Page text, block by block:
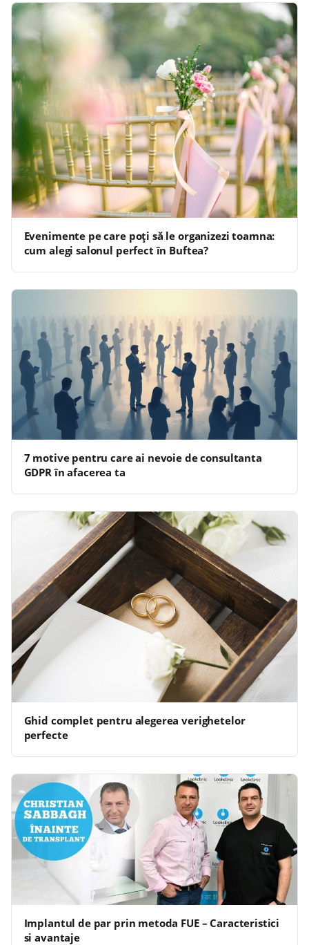
Evenimente pe care poți să le organizezi toamna:
cum alegi salonul perfect în Buftea?
7 motive pentru care ai nevoie de consultanta
GDPR în afacerea ta
Ghid complet pentru alegerea verighetelor
perfecte
Implantul de par prin metoda FUE – Caracteristici
si avantaje